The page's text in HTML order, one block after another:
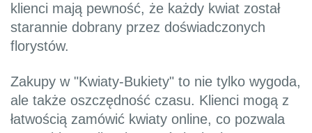
klienci mają pewność, że każdy kwiat został
starannie dobrany przez doświadczonych
florystów.
Zakupy w "Kwiaty-Bukiety" to nie tylko wygoda,
ale także oszczędność czasu. Klienci mogą z
łatwością zamówić kwiaty online, co pozwala